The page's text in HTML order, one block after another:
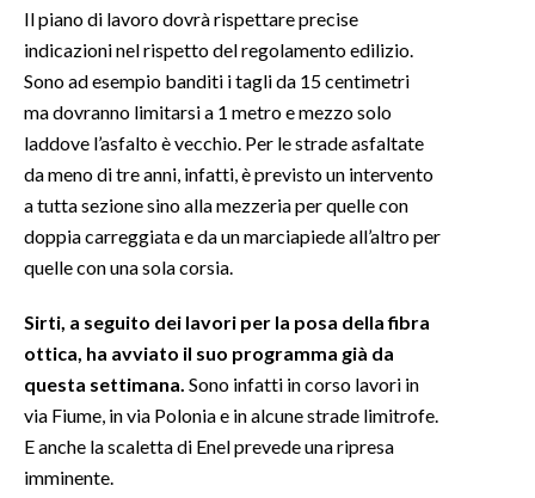
SARDI NEL MONDO
NOTIZIE
EVENTI
#CARAUNIONE
3 MINUTI CON
INSULARITÀ
INFO AZIENDE
ABBONATI
ANNUNCI
NECROLOGI
Il piano di lavoro dovrà rispettare precise
indicazioni nel rispetto del regolamento edilizio.
Sono ad esempio banditi i tagli da 15 centimetri
ma dovranno limitarsi a 1 metro e mezzo solo
laddove l’asfalto è vecchio. Per le strade asfaltate
da meno di tre anni, infatti, è previsto un intervento
a tutta sezione sino alla mezzeria per quelle con
doppia carreggiata e da un marciapiede all’altro per
quelle con una sola corsia.
Sirti, a seguito dei lavori per la posa della fibra
ottica, ha avviato il suo programma già da
questa settimana. Sono infatti in corso lavori in
via Fiume, in via Polonia e in alcune strade limitrofe.
E anche la scaletta di Enel prevede una ripresa
imminente.